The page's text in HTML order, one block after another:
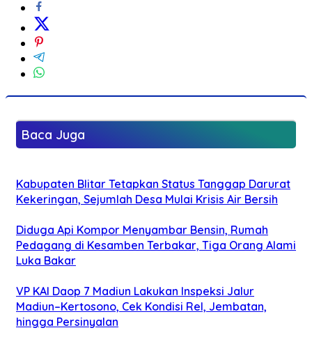
Baca Juga
Kabupaten Blitar Tetapkan Status Tanggap Darurat
Kekeringan, Sejumlah Desa Mulai Krisis Air Bersih
Diduga Api Kompor Menyambar Bensin, Rumah
Pedagang di Kesamben Terbakar, Tiga Orang Alami
Luka Bakar
VP KAI Daop 7 Madiun Lakukan Inspeksi Jalur
Madiun–Kertosono, Cek Kondisi Rel, Jembatan,
hingga Persinyalan